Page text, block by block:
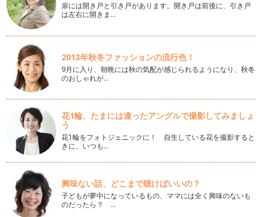
大掃除前のお片づけ
今年も残すところ一ヵ月となりましたね。 クリスマスパーテ
ィーや忘年会といった楽しい…
書類の整理
前回の記事「幼稚園・学校関係の書類の整理」はお読みいただ
けましたか？ 整理の基本の…
幼稚園・学校関係の書類の整理
私はお客様のご自宅を整えるお手伝いをさせていただいており
ます。 お客様に、どんなと…
着ていない服を活かすには
朝晩とぐっと冷え込んできましたね。 昼間も1枚では肌寒い季
節になりました。 …
利き脳別片づけ法～ライフオーガナイズ編～
前回の記事でご自身の利き脳をお調べいただけましたか？ 今
回は、４タイプそれぞれの特…
扉には開き戸と引き戸があります。開き戸は前後に、引き戸
は左右に開きま…
2013年秋冬ファッションの流行色！
9月に入り、朝晩には秋の気配が感じられるようになり、秋冬
のおしゃれが…
花1輪、たまには違ったアングルで撮影してみましょ
う
花1輪をフォトジェニックに！ 自生している花を撮影すると
きに、いつも…
興味ない話、どこまで聴けばいいの？
子どもが夢中になっているもの、ママには全く興味のないも
のだったら？ …